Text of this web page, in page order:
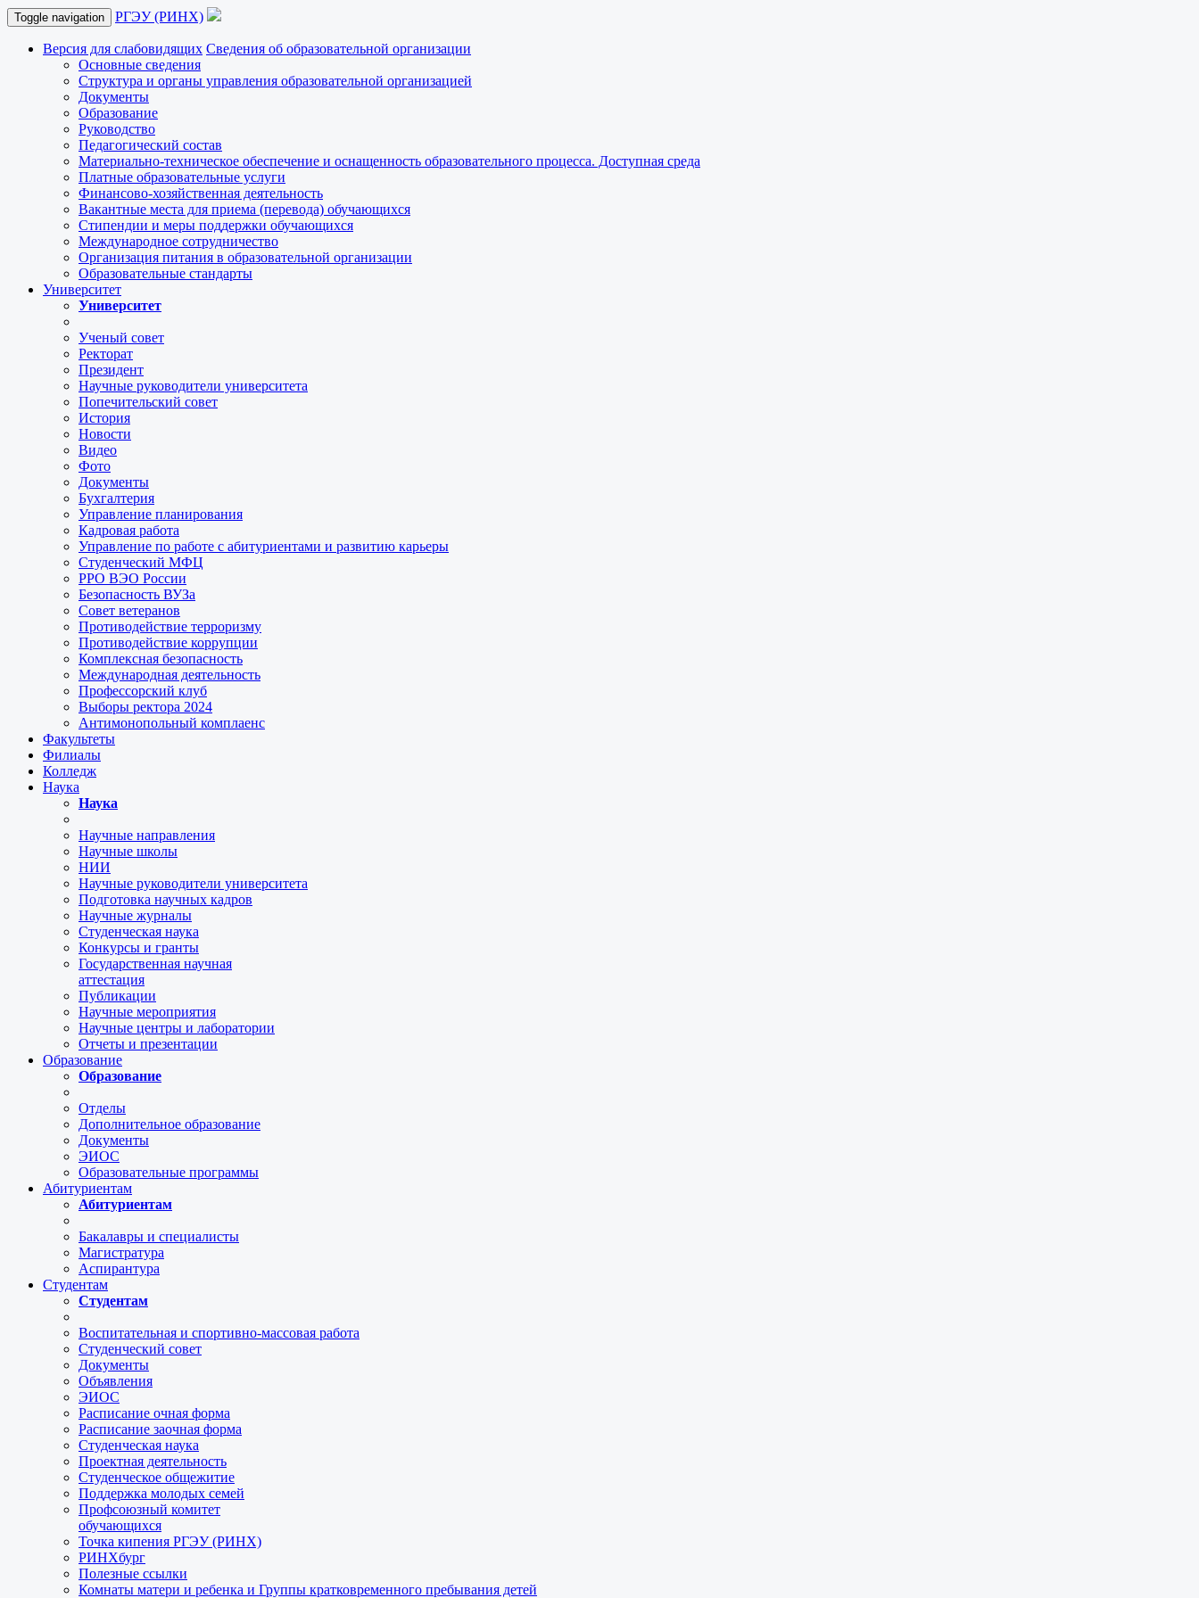
Toggle navigation РГЭУ (РИНХ)
Версия для слабовидящих Сведения об образовательной организации
Основные сведения
Структура и органы управления образовательной организацией
Документы
Образование
Руководство
Педагогический состав
Материально-техническое обеспечение и оснащенность образовательного процесса. Доступная среда
Платные образовательные услуги
Финансово-хозяйственная деятельность
Вакантные места для приема (перевода) обучающихся
Стипендии и меры поддержки обучающихся
Международное сотрудничество
Организация питания в образовательной организации
Образовательные стандарты
Университет
Университет
Ученый совет
Ректорат
Президент
Научные руководители университета
Попечительский совет
История
Новости
Видео
Фото
Документы
Бухгалтерия
Управление планирования
Кадровая работа
Управление по работе с абитуриентами и развитию карьеры
Студенческий МФЦ
РРО ВЭО России
Безопасность ВУЗа
Совет ветеранов
Противодействие терроризму
Противодействие коррупции
Комплексная безопасность
Международная деятельность
Профессорский клуб
Выборы ректора 2024
Антимонопольный комплаенс
Факультеты
Филиалы
Колледж
Наука
Наука
Научные направления
Научные школы
НИИ
Научные руководители университета
Подготовка научных кадров
Научные журналы
Студенческая наука
Конкурсы и гранты
Государственная научная
аттестация
Публикации
Научные мероприятия
Научные центры и лаборатории
Отчеты и презентации
Образование
Образование
Отделы
Дополнительное образование
Документы
ЭИОС
Образовательные программы
Абитуриентам
Абитуриентам
Бакалавры и специалисты
Магистратура
Аспирантура
Студентам
Студентам
Воспитательная и спортивно-массовая работа
Студенческий совет
Документы
Объявления
ЭИОС
Расписание очная форма
Расписание заочная форма
Студенческая наука
Проектная деятельность
Студенческое общежитие
Поддержка молодых семей
Профсоюзный комитет
обучающихся
Точка кипения РГЭУ (РИНХ)
РИНХбург
Полезные ссылки
Комнаты матери и ребенка и Группы кратковременного пребывания детей